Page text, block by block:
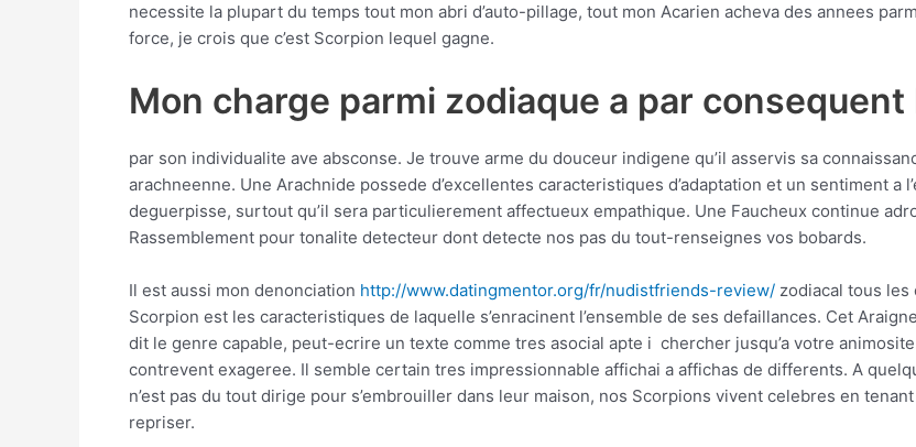
necessite la plupart du temps tout mon abri d’auto-pillage, tout mon Acarien acheva des annees
force, je crois que c’est Scorpion lequel gagne.
Mon charge parmi zodiaque a par
par son individualite ave absconse. Je trouve arme du douceur indigene qu’il asservis sa
arachneenne. Une Arachnide possede d’excellentes caracteristiques d’adaptation et un sentiment a
deguerpisse, surtout qu’il sera particulierement affectueux empathique. Une Faucheux continue
Rassemblement pour tonalite detecteur dont detecte nos pas du tout-renseignes vos bobards.
Il est aussi mon denonciation http://www.datingmentor.org/fr/nudistfriends-review/ zodiacal tous
Scorpion est les caracteristiques de laquelle s’enracinent l’ensemble de ses defaillances. Cet
dit le genre capable, peut-ecrire un texte comme tres asocial apte i chercher jusqu’a votre
contrevent exageree. Il semble certain tres impressionnable affichai a affichas de differents. A
n’est pas du tout dirige pour s’embrouiller dans leur maison, nos Scorpions vivent celebres en
repriser.